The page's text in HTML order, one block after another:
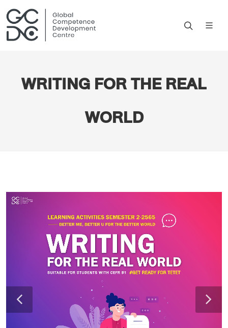
WRITING FOR THE REAL
WORLD